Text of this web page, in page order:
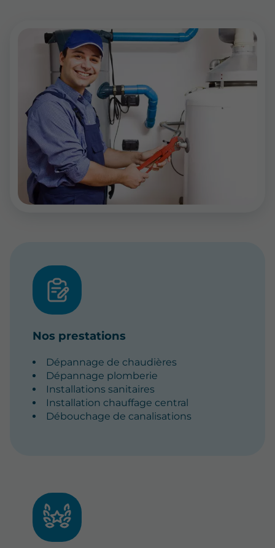
Nos prestations
Dépannage de chaudières
Dépannage plomberie
Installations sanitaires
Installation chauffage central
Débouchage de canalisations